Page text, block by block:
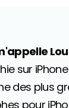
sur
des plus
pour